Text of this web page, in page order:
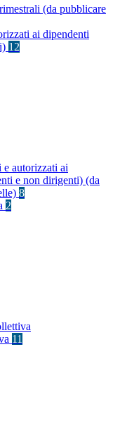
(da pubblicare
ai dipendenti
12
autorizzati ai
e non dirigenti) (da
8
2
11